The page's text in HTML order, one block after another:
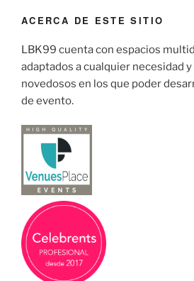
ACERCA DE ESTE SITIO
LBK99 cuenta con espacios
adaptados a cualquier necesidad
novedosos en los que poder
de evento.